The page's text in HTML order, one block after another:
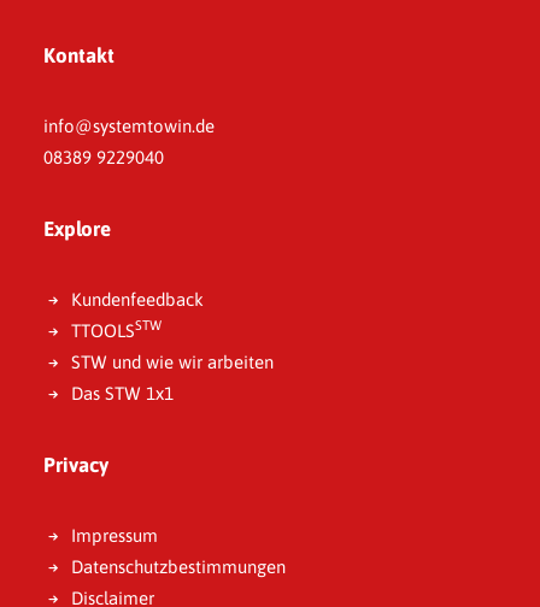
Kontakt
info@systemtowin.de
08389 9229040
Explore
Kundenfeedback
TTOOLSSTW
STW und wie wir arbeiten
Das STW 1x1
Privacy
Impressum
Datenschutzbestimmungen
Disclaimer